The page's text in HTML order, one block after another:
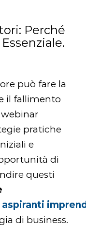
Perché
può fare la
il fallimento
pratiche
e
di
questi
di business.